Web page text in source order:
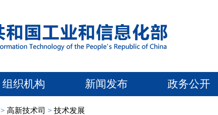
组织机构 新闻发布 政务公开
> 高新技术司 > 技术发展